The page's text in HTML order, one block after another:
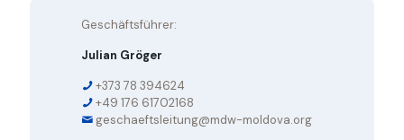
Geschäftsführer:
Julian Gröger
+373 78 394624
+49 176 61702168
geschaeftsleitung@mdw-moldova.org